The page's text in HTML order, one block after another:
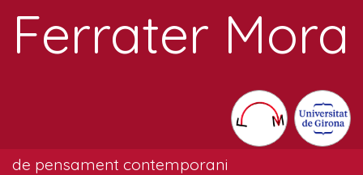
Ferrater Mora
de pensament contemporani